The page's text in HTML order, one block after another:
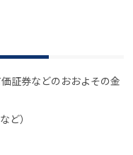
証券などのおおよその金
ど）